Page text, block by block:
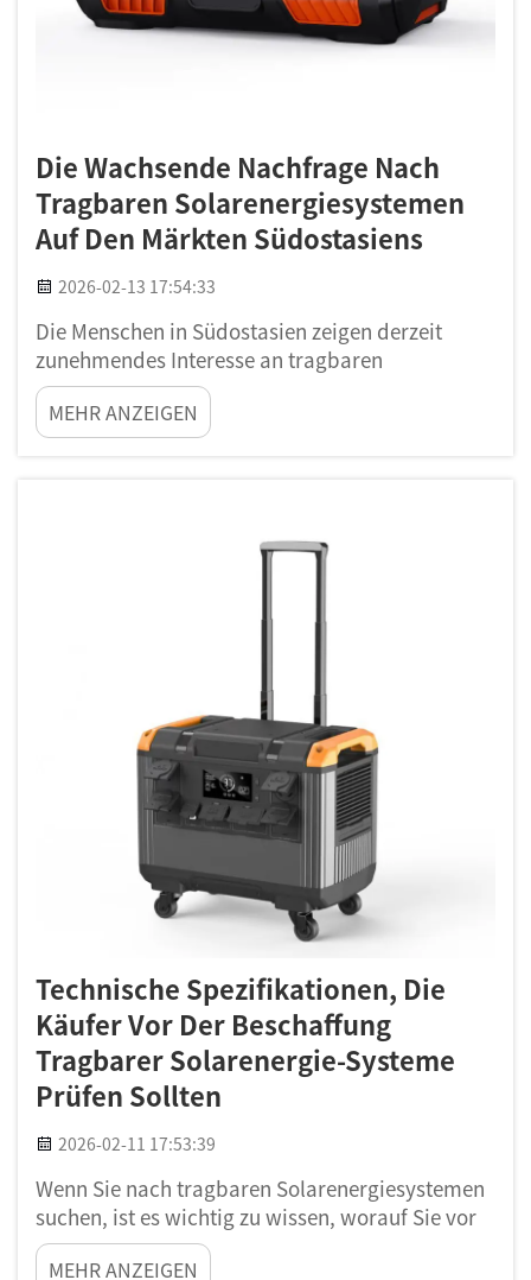
Die Wachsende Nachfrage Nach
Tragbaren Solarenergiesystemen
Auf Den Märkten Südostasiens
2026-02-13 17:54:33
Die Menschen in Südostasien zeigen derzeit
zunehmendes Interesse an tragbaren
Solarenergiesystemen. Denn in vielen Regionen
besteht ein Problem mit Stromausfällen, und es
besteht Bedarf an besseren Energielösungen.
MEHR ANZEIGEN
Technische Spezifikationen, Die
Käufer Vor Der Beschaffung
Tragbarer Solarenergie-Systeme
Prüfen Sollten
2026-02-11 17:53:39
Wenn Sie nach tragbaren Solarenergiesystemen
suchen, ist es wichtig zu wissen, worauf Sie vor
dem Kauf achten müssen. Ein tragbares
Solarsystem kann Ihnen beim Campen, Wandern
MEHR ANZEIGEN